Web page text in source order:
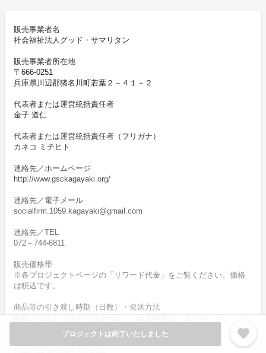
プロジェクトは終了いたしました favorite
販売事業者名
社会福祉法人グッド・サマリタン
販売事業者所在地
〒666-0251
兵庫県川辺郡猪名川町若葉２－４１－２
代表者または運営統括責任者
金子 道仁
代表者または運営統括責任者（フリガナ）
カネコ ミチヒト
連絡先／ホームページ
http://www.gsckagayaki.org/
連絡先／電子メール
socialfirm.1059.kagayaki@gmail.com
連絡先／TEL
072－744-6811
販売価格帯
※各プロジェクトページの「リワード代金」をご覧ください。価格
は税込です。
商品等の引き渡し時期（日数）・発送方法
商品の引渡し時期またはサービスの提供時期は、各プロジェクトペ
ージの記載をご確認ください。